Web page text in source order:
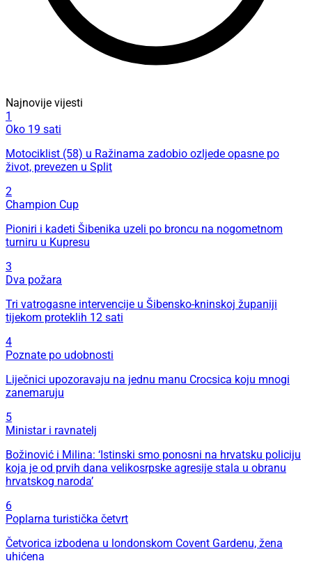
Najnovije vijesti
1
Oko 19 sati
Motociklist (58) u Ražinama zadobio ozljede opasne po
život, prevezen u Split
2
Champion Cup
Pioniri i kadeti Šibenika uzeli po broncu na nogometnom
turniru u Kupresu
3
Dva požara
Tri vatrogasne intervencije u Šibensko-kninskoj županiji
tijekom proteklih 12 sati
4
Poznate po udobnosti
Liječnici upozoravaju na jednu manu Crocsica koju mnogi
zanemaruju
5
Ministar i ravnatelj
Božinović i Milina: ‘Istinski smo ponosni na hrvatsku policiju
koja je od prvih dana velikosrpske agresije stala u obranu
hrvatskog naroda’
6
Poplarna turistička četvrt
Četvorica izbodena u londonskom Covent Gardenu, žena
uhićena